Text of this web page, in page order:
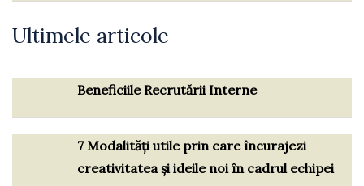
Ultimele articole
Beneficiile Recrutării Interne
7 Modalități utile prin care încurajezi
creativitatea și ideile noi în cadrul echipei